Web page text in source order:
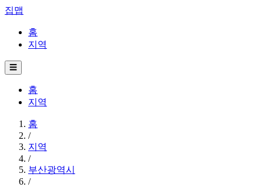
집맵
홈
지역
☰
홈
지역
홈
/
지역
/
부산광역시
/